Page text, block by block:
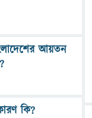
আয়তন
কি?